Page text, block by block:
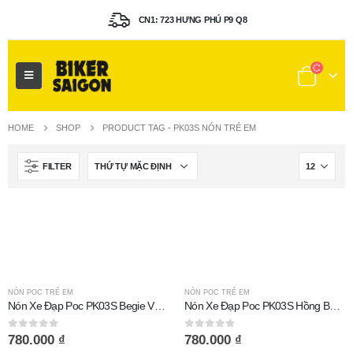
CN1: 723 HƯNG PHÚ P9 Q8
HOME SHOP PRODUCT TAG - PK03S NÓN TRẺ EM
FILTER
NÓN POC TRẺ EM
Nón Xe Đạp Poc PK03S Begie Vàng
0out of 5
780.000 ₫
NÓN POC TRẺ EM
Nón Xe Đạp Poc PK03S Hồng Bóng
0out of 5
780.000 ₫